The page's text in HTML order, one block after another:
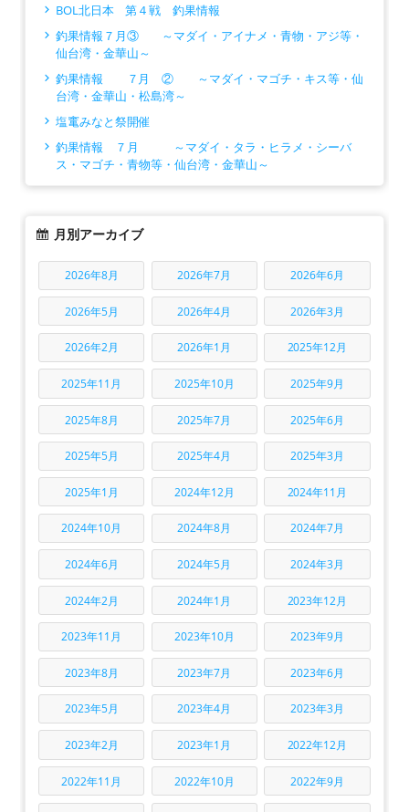
BOL北日本 第４戦 釣果情報
釣果情報７月③ ～マダイ・アイナメ・青物・アジ等・
仙台湾・金華山～
釣果情報 ７月 ② ～マダイ・マゴチ・キス等・仙
台湾・金華山・松島湾～
塩竃みなと祭開催
釣果情報 ７月 ～マダイ・タラ・ヒラメ・シーバ
ス・マゴチ・青物等・仙台湾・金華山～
月別アーカイブ
2026年8月 2026年7月 2026年6月
2026年5月 2026年4月 2026年3月
2026年2月 2026年1月 2025年12月
2025年11月 2025年10月 2025年9月
2025年8月 2025年7月 2025年6月
2025年5月 2025年4月 2025年3月
2025年1月 2024年12月 2024年11月
2024年10月 2024年8月 2024年7月
2024年6月 2024年5月 2024年3月
2024年2月 2024年1月 2023年12月
2023年11月 2023年10月 2023年9月
2023年8月 2023年7月 2023年6月
2023年5月 2023年4月 2023年3月
2023年2月 2023年1月 2022年12月
2022年11月 2022年10月 2022年9月